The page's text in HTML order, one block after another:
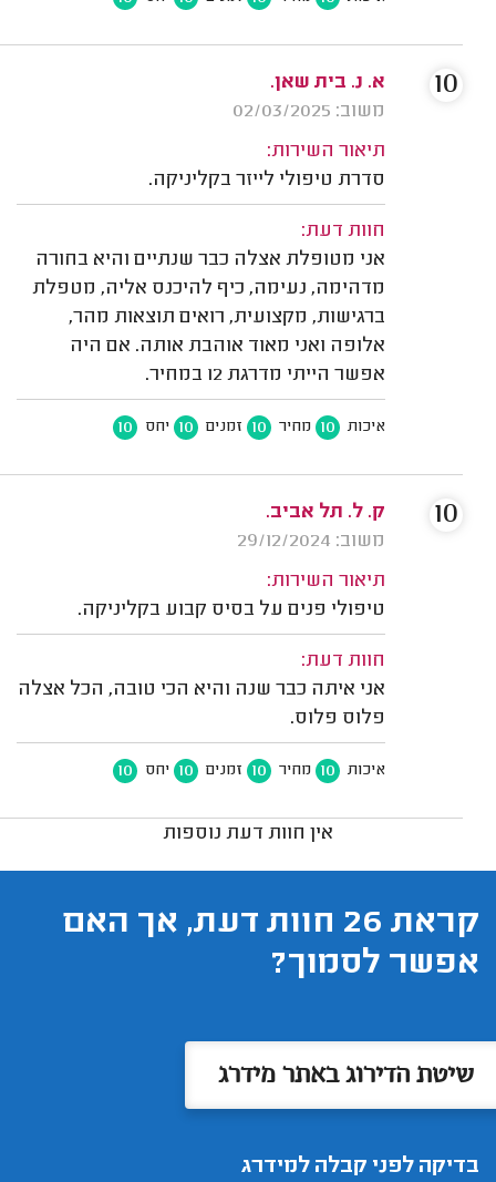
א. נ. בית שאן.
משוב: 02/03/2025
תיאור השירות:
סדרת טיפולי לייזר בקליניקה.
חוות דעת:
אני מטופלת אצלה כבר שנתיים והיא בחורה
מדהימה, נעימה, כיף להיכנס אליה, מטפלת
ברגישות, מקצועית, רואים תוצאות מהר,
אלופה ואני מאוד אוהבת אותה. אם היה
אפשר הייתי מדרגת 12 במחיר.
איכות 10 מחיר 10 זמנים 10 יחס 10
10
ק. ל. תל אביב.
משוב: 29/12/2024
תיאור השירות:
טיפולי פנים על בסיס קבוע בקליניקה.
חוות דעת:
אני איתה כבר שנה והיא הכי טובה, הכל אצלה
פלוס פלוס.
איכות 10 מחיר 10 זמנים 10 יחס 10
10
אין חוות דעת נוספות
קראת 26 חוות דעת, אך האם
אפשר לסמוך?
שיטת הדירוג באתר מידרג
בדיקה לפני קבלה למידרג